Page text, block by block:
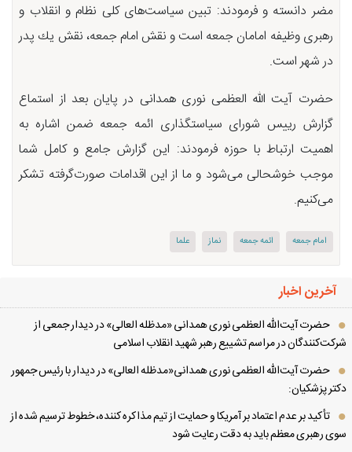
مضر دانسته و فرمودند: تبین سیاست‌های كلی نظام و انقلاب و
رهبری وظیفه امامان جمعه است و نقش امام جمعه، نقش یك پدر
در شهر است.
حضرت آیت الله العظمی نوری همدانی در پایان بعد از استماع
گزارش رییس شورای سیاستگذاری ائمه جمعه ضمن اشاره به
اهمیت ارتباط با حوزه فرمودند: این گزارش جامع و كامل شما
موجب خوشحالی می‌شود و ما از این اقدامات صورت‌گرفته تشكر
می‌كنیم.
امام جمعه ائمه جمعه نماز علما
آخرین اخبار
حضرت آیت‌الله العظمی نوری همدانی «مدظله العالی» در دیدار جمعی از
در مراسم تشییع رهبر شهید انقلاب اسلامی
حضرت آیت‌الله العظمی نوری همدانی«مدظله العالی» در دیدار با رئیس جمهور
پزشکیان:
تأکید بر عدم اعتماد بر آمریکا و حمایت از تیم مذاکره کننده، خطوط ترسیم شده از
رهبری معظم باید به دقت رعایت شود